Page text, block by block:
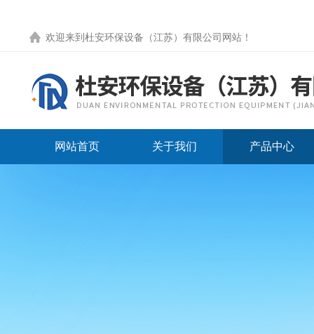
欢迎来到 杜安环保设备（江苏）有限公司网站 ！
网站首页 关于我们 产品中心